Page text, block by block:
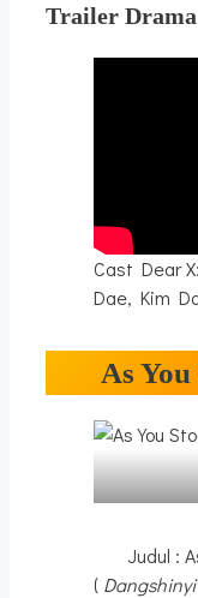
Trailer
Cast Dear
Dae, Kim
As
Judul :
(